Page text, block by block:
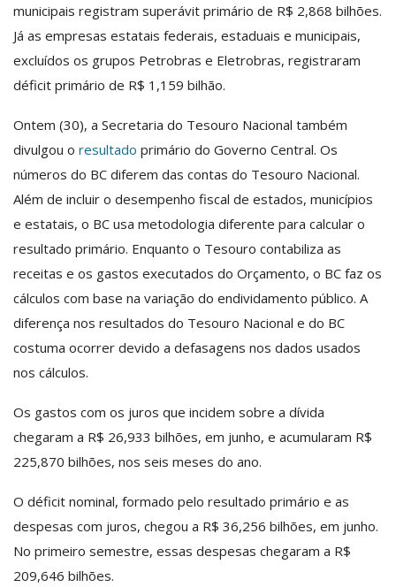
municipais registram superávit primário de R$ 2,868 bilhões.
Já as empresas estatais federais, estaduais e municipais,
excluídos os grupos Petrobras e Eletrobras, registraram
déficit primário de R$ 1,159 bilhão.
Ontem (30), a Secretaria do Tesouro Nacional também
divulgou o resultado primário do Governo Central. Os
números do BC diferem das contas do Tesouro Nacional.
Além de incluir o desempenho fiscal de estados, municípios
e estatais, o BC usa metodologia diferente para calcular o
resultado primário. Enquanto o Tesouro contabiliza as
receitas e os gastos executados do Orçamento, o BC faz os
cálculos com base na variação do endividamento público. A
diferença nos resultados do Tesouro Nacional e do BC
costuma ocorrer devido a defasagens nos dados usados
nos cálculos.
Os gastos com os juros que incidem sobre a dívida
chegaram a R$ 26,933 bilhões, em junho, e acumularam R$
225,870 bilhões, nos seis meses do ano.
O déficit nominal, formado pelo resultado primário e as
despesas com juros, chegou a R$ 36,256 bilhões, em junho.
No primeiro semestre, essas despesas chegaram a R$
209,646 bilhões.